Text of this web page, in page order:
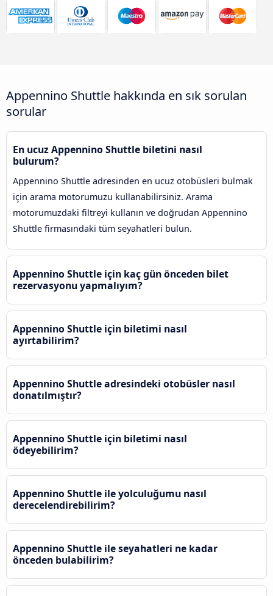
Appennino Shuttle hakkında en sık sorulan
sorular
En ucuz Appennino Shuttle biletini nasıl
bulurum?
Appennino Shuttle adresinden en ucuz otobüsleri bulmak
için arama motorumuzu kullanabilirsiniz. Arama
motorumuzdaki filtreyi kullanın ve doğrudan Appennino
Shuttle firmasındaki tüm seyahatleri bulun.
Appennino Shuttle için kaç gün önceden bilet
rezervasyonu yapmalıyım?
Appennino Shuttle için biletimi nasıl
ayırtabilirim?
Appennino Shuttle adresindeki otobüsler nasıl
donatılmıştır?
Appennino Shuttle için biletimi nasıl
ödeyebilirim?
Appennino Shuttle ile yolculuğumu nasıl
derecelendirebilirim?
Appennino Shuttle ile seyahatleri ne kadar
önceden bulabilirim?